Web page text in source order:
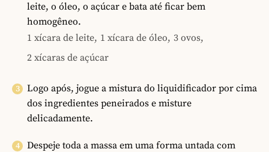
leite, o óleo, o açúcar e bata até ficar bem
homogêneo.
1 xícara de leite, 1 xícara de óleo, 3 ovos,
2 xícaras de açúcar
Logo após, jogue a mistura do liquidificador por cima
dos ingredientes peneirados e misture
delicadamente.
Despeje toda a massa em uma forma untada com